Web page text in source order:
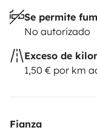
Se permite
No autorizado
Exceso de
1,50 € por km
Fianza